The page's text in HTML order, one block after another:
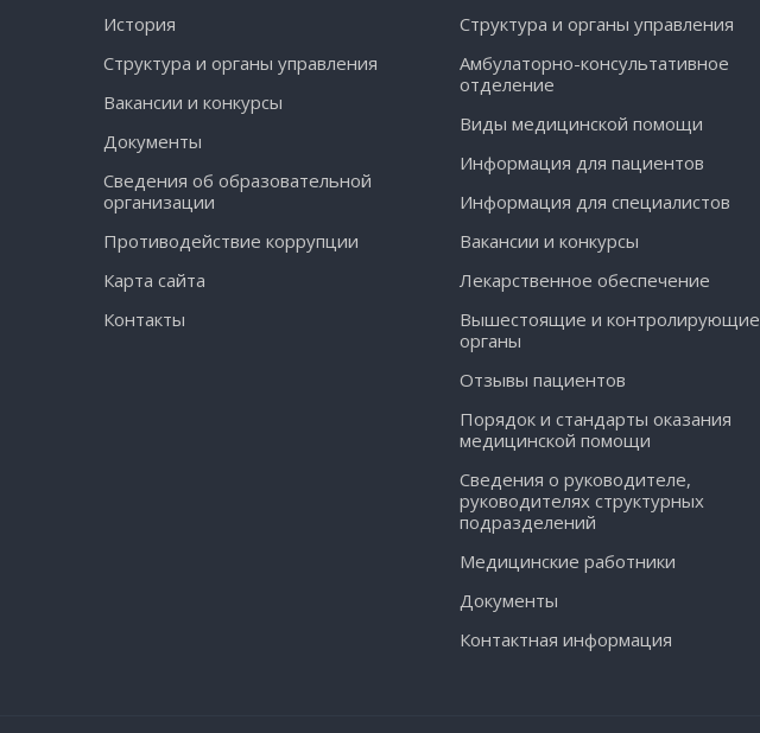
История
Структура и органы управления
Вакансии и конкурсы
Документы
Сведения об образовательной
организации
Противодействие коррупции
Карта сайта
Контакты
Структура и органы управления
Амбулаторно-консультативное
отделение
Виды медицинской помощи
Информация для пациентов
Информация для специалистов
Вакансии и конкурсы
Лекарственное обеспечение
Вышестоящие и контролирующие
органы
Отзывы пациентов
Порядок и стандарты оказания
медицинской помощи
Сведения о руководителе,
руководителях структурных
подразделений
Медицинские работники
Документы
Контактная информация